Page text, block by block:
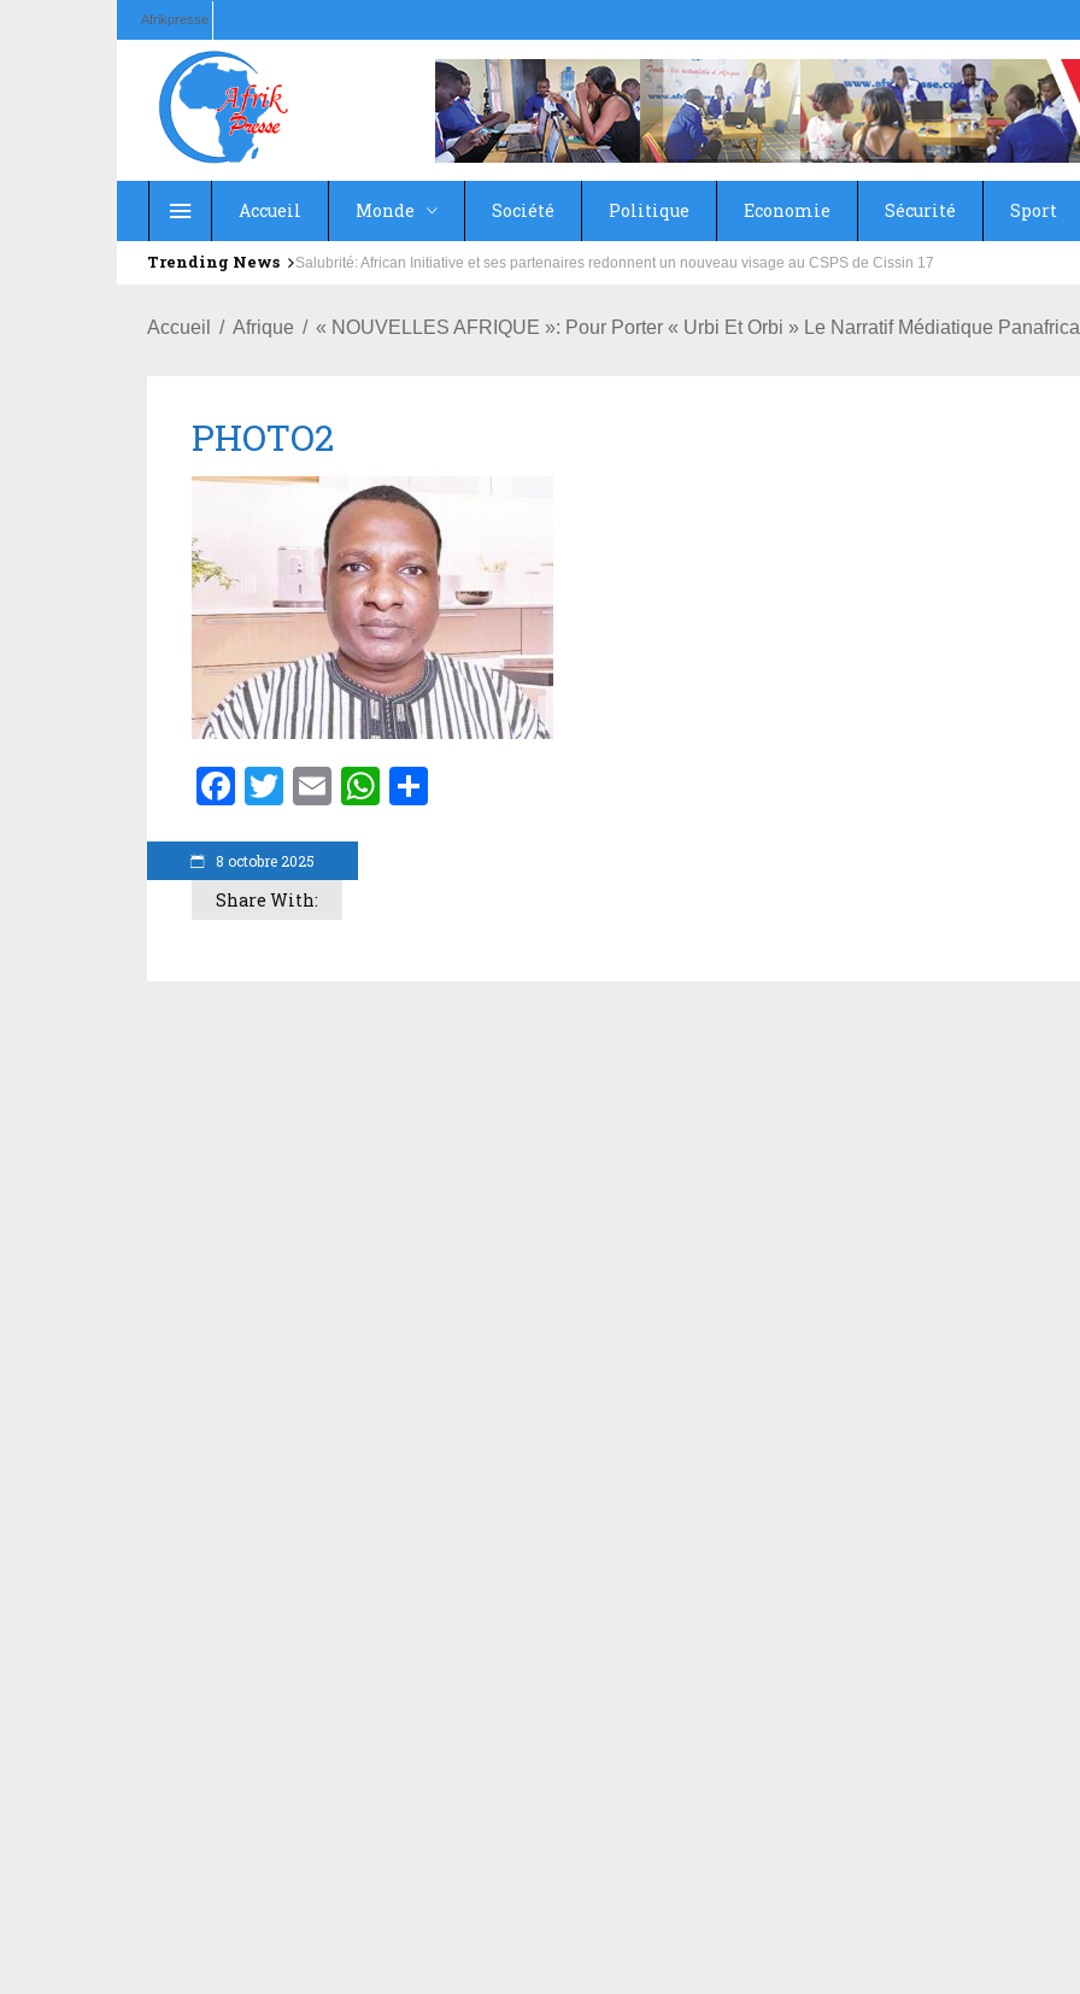
Afrikpresse
Accueil Monde Société Politique Economie Sécurité Sport
Trending News Salubrité: African Initiative et ses partenaires redonnent un nouveau visage au CSPS de Cissin 17
Accueil Afrique « NOUVELLES AFRIQUE »: Pour Porter « Urbi Et Orbi » Le Narratif Médiatique
8 octobre 2025
PHOTO2
Facebook
Twitter
EmailWhatsApp
Share With: